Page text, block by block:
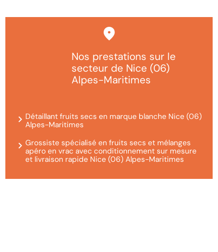
Nos prestations sur le
secteur de Nice (06)
Alpes-Maritimes
Détaillant fruits secs en marque blanche Nice (06)
Alpes-Maritimes
Grossiste spécialisé en fruits secs et mélanges
apéro en vrac avec conditionnement sur mesure
et livraison rapide Nice (06) Alpes-Maritimes